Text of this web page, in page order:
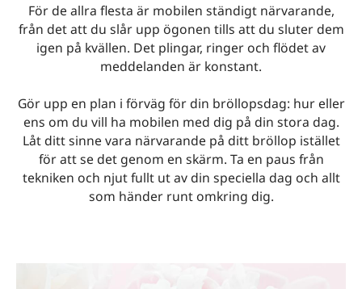
För de allra flesta är mobilen ständigt närvarande,
från det att du slår upp ögonen tills att du sluter dem
igen på kvällen. Det plingar, ringer och flödet av
meddelanden är konstant.
Gör upp en plan i förväg för din bröllopsdag: hur eller
ens om du vill ha mobilen med dig på din stora dag.
Låt ditt sinne vara närvarande på ditt bröllop istället
för att se det genom en skärm. Ta en paus från
tekniken och njut fullt ut av din speciella dag och allt
som händer runt omkring dig.